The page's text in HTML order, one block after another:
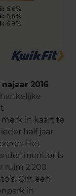
2016
in kaart te
half jaar
Het
is
ruim 2.200
Om een
in